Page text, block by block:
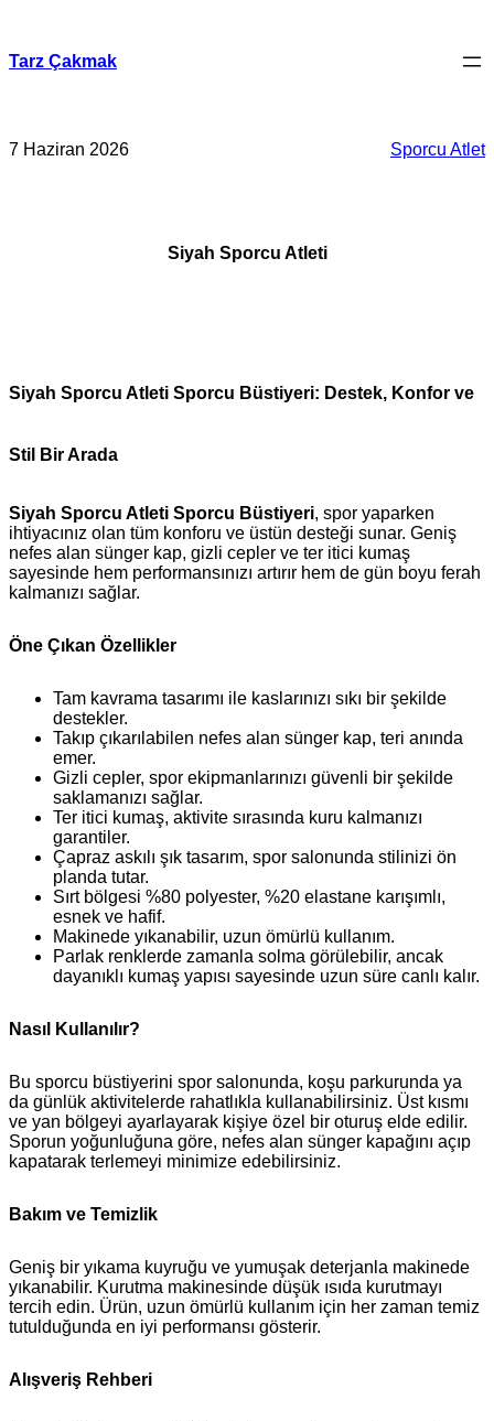
Tarz Çakmak
7 Haziran 2026 Sporcu Atlet
Siyah Sporcu Atleti
Siyah Sporcu Atleti Sporcu Büstiyeri: Destek, Konfor ve
Stil Bir Arada
Siyah Sporcu Atleti Sporcu Büstiyeri, spor yaparken
ihtiyacınız olan tüm konforu ve üstün desteği sunar. Geniş
nefes alan sünger kap, gizli cepler ve ter itici kumaş
sayesinde hem performansınızı artırır hem de gün boyu ferah
kalmanızı sağlar.
Öne Çıkan Özellikler
Tam kavrama tasarımı ile kaslarınızı sıkı bir şekilde
destekler.
Takıp çıkarılabilen nefes alan sünger kap, teri anında
emer.
Gizli cepler, spor ekipmanlarınızı güvenli bir şekilde
saklamanızı sağlar.
Ter itici kumaş, aktivite sırasında kuru kalmanızı
garantiler.
Çapraz askılı şık tasarım, spor salonunda stilinizi ön
planda tutar.
Sırt bölgesi %80 polyester, %20 elastane karışımlı,
esnek ve hafif.
Makinede yıkanabilir, uzun ömürlü kullanım.
Parlak renklerde zamanla solma görülebilir, ancak
dayanıklı kumaş yapısı sayesinde uzun süre canlı kalır.
Nasıl Kullanılır?
Bu sporcu büstiyerini spor salonunda, koşu parkurunda ya
da günlük aktivitelerde rahatlıkla kullanabilirsiniz. Üst kısmı
ve yan bölgeyi ayarlayarak kişiye özel bir oturuş elde edilir.
Sporun yoğunluğuna göre, nefes alan sünger kapağını açıp
kapatarak terlemeyi minimize edebilirsiniz.
Bakım ve Temizlik
Geniş bir yıkama kuyruğu ve yumuşak deterjanla makinede
yıkanabilir. Kurutma makinesinde düşük ısıda kurutmayı
tercih edin. Ürün, uzun ömürlü kullanım için her zaman temiz
tutulduğunda en iyi performansı gösterir.
Alışveriş Rehberi